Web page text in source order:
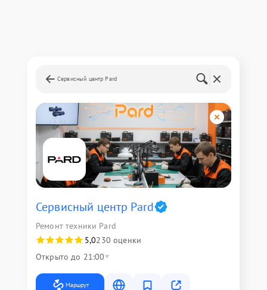
Сервисный центр Pard
Сервисный центр Pard
Ремонт техники Pard
5,0230 оценки
Открыто до 21:00
Маршрут